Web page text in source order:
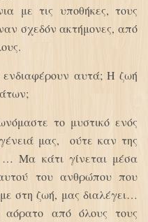
με τις υποθήκες, τους
σχεδόν ακτήμονες, από
ενδιαφέρουν αυτά; Η ζωή
το μυστικό ενός
μας, ούτε καν της
… Mα κάτι γίνεται μέσα
του ανθρώπου που
στη ζωή, μας διαλέγει…
από όλους τους